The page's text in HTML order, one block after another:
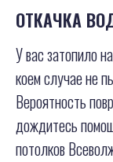
ОТКАЧКА
У вас затопило
коем случае не
Вероятность
дождитесь
потолков